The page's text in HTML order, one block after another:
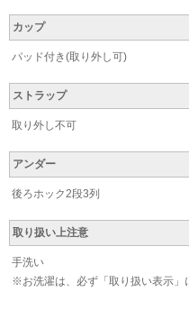
カップ
パッド付き(取り外し可)
ストラップ
取り外し不可
アンダー
後ろホック2段3列
取り扱い上注意
手洗い
※お洗濯は、必ず「取り扱い表示」